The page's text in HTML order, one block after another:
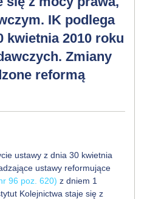
IK podlega
kwietnia 2010 roku
Zmiany
reformą
ustawy z dnia 30 kwietnia
ustawy reformujące
96 poz. 620) z dniem 1
Kolejnictwa staje się z